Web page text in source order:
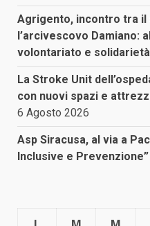
Agrigento, incontro tra il
l’arcivescovo Damiano:
volontariato e solidarietà
La Stroke Unit
con nuovi spazi e
6 Agosto 2026
Asp Siracusa, al via a
Inclusive e Prevenzione”